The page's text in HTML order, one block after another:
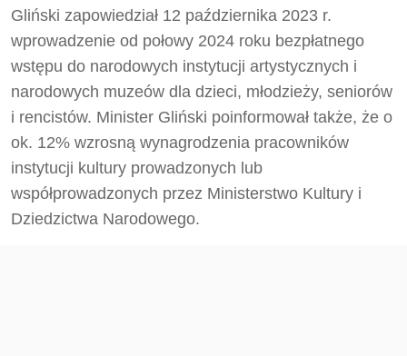
Gliński zapowiedział 12 października 2023 r.
wprowadzenie od połowy 2024 roku bezpłatnego
wstępu do narodowych instytucji artystycznych i
narodowych muzeów dla dzieci, młodzieży, seniorów
i rencistów. Minister Gliński poinformował także, że o
ok. 12% wzrosną wynagrodzenia pracowników
instytucji kultury prowadzonych lub
współprowadzonych przez Ministerstwo Kultury i
Dziedzictwa Narodowego.